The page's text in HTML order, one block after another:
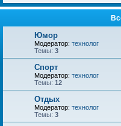
Юмор
Модератор: технолог
Темы: 3
Спорт
Модератор: технолог
Темы: 12
Отдых
Модератор: технолог
Темы: 3